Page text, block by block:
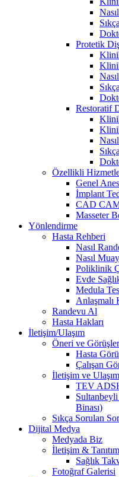
Protetik
Restoratif
Özellikli
Genel
İmplant
CAD CAM
Masseter
Yönlendirme
Hasta Rehberi
Nasıl
Nasıl
Poliklinik
Evde
Medula
Anlaşmalı
Randevu Al
Hasta Hakları
İletişim/Ulaşım
Öneri ve
Hasta
Çalışan
İletişim ve Ulaşım
TEV
Binası)
Sıkça Sorulan
Dijital Medya
Medyada Biz
İletişim &
Sağlık
Fotoğraf Galerisi